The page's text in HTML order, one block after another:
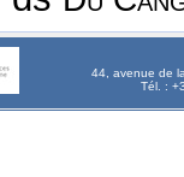
44, avenue de
Tél. :